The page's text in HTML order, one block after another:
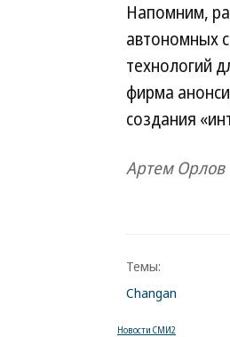
Напомним,
автономных
технологий
фирма
создания
Артем Орлов
Темы:
Changan
Новости СМИ2